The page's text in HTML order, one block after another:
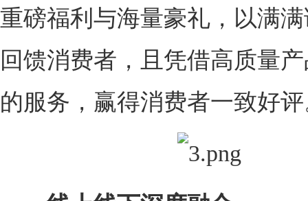
重磅福利与海量豪礼，以满
回馈消费者，且凭借高质量
的服务，赢得消费者一致好